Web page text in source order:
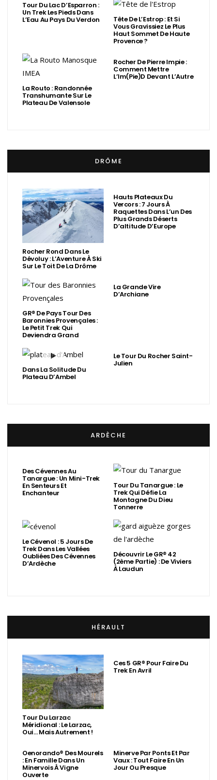
Tour Du Lac D’Esparron :
Un Trek Les Pieds Dans
L’Eau Au Pays Du Verdon Tête De L’Estrop : Et Si
Vous Gravissiez Le Plus
Haut Sommet De Haute
Provence ?
La Routo : Randonnée
Transhumante Sur Le
Plateau De Valensole
Rocher De Pierre Impie :
Comment Mettre
L’Im(Pie)d Devant L’Autre
DRÔME
Rocher Rond Dans Le
Dévoluy : L’Aventure À Ski
Sur Le Toit De La Drôme
Hauts Plateaux Du
Vercors : 7 Jours À
Raquettes Dans L’un Des
Plus Grands Déserts
D’altitude D’Europe
GR® De Pays Tour Des
Baronnies Provençales :
Le Petit Trek Qui
Deviendra Grand
La Grande Vire
D’Archiane
Dans La Solitude Du
Plateau D’Ambel
Le Tour Du Rocher Saint-
Julien
ARDÈCHE
Des Cévennes Au
Tanargue : Un Mini-Trek
En Senteurs Et
Enchanteur
Tour Du Tanargue : Le
Trek Qui Défie La
Montagne Du Dieu
Tonnerre
Le Cévenol : 5 Jours De
Trek Dans Les Vallées
Oubliées Des Cévennes
D’Ardèche
Découvrir Le GR® 42
(2ème Partie) : De Viviers
À Laudun
HÉRAULT
Tour Du Larzac
Méridional : Le Larzac,
Oui… Mais Autrement !
Ces 5 GR® Pour Faire Du
Trek En Avril
Oenorando® Des Mourels
: En Famille Dans Un
Minervois À Vigne
Ouverte
Minerve Par Ponts Et Par
Vaux : Tout Faire En Un
Jour Ou Presque